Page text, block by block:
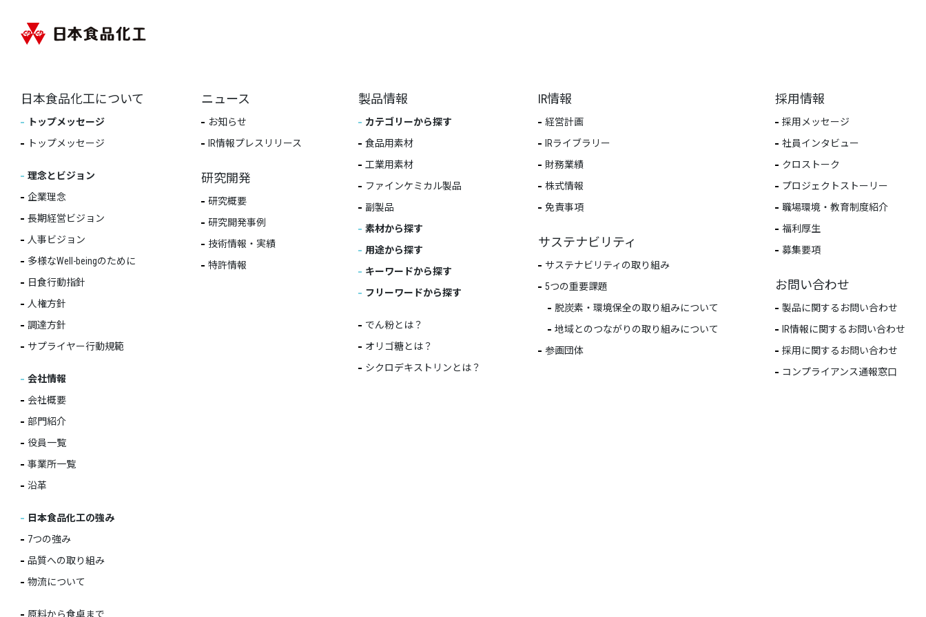
日本食品化工について
トップメッセージ
トップメッセージ
理念とビジョン
企業理念
長期経営ビジョン
人事ビジョン
多様なWell-beingのために
日食行動指針
人権方針
調達方針
サプライヤー行動規範
会社情報
会社概要
部門紹介
役員一覧
事業所一覧
沿革
日本食品化工の強み
7つの強み
品質への取り組み
物流について
原料から食卓まで
ニュース
お知らせ
IR情報プレスリリース
研究開発
研究概要
研究開発事例
技術情報・実績
特許情報
製品情報
カテゴリーから探す
食品用素材
工業用素材
ファインケミカル製品
副製品
素材から探す
用途から探す
キーワードから探す
フリーワードから探す
でん粉とは？
オリゴ糖とは？
シクロデキストリンとは？
IR情報
経営計画
IRライブラリー
財務業績
株式情報
免責事項
サステナビリティ
サステナビリティの取り組み
5つの重要課題
脱炭素・環境保全の取り組みについて
地域とのつながりの取り組みについて
参画団体
採用情報
採用メッセージ
社員インタビュー
クロストーク
プロジェクトストーリー
職場環境・教育制度紹介
福利厚生
募集要項
お問い合わせ
製品に関するお問い合わせ
IR情報に関するお問い合わせ
採用に関するお問い合わせ
コンプライアンス通報窓口